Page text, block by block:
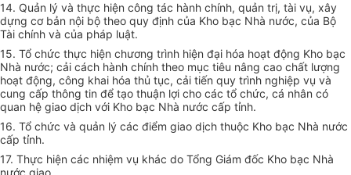
14. Quản lý và thực hiện công tác hành chính, quản trị, tài vụ, xây
dựng cơ bản nội bộ theo quy định của Kho bạc Nhà nước, của Bộ
Tài chính và của pháp luật.
15. Tổ chức thực hiện chương trình hiện đại hóa hoạt động Kho bạc
Nhà nước; cải cách hành chính theo mục tiêu nâng cao chất lượng
hoạt động, công khai hóa thủ tục, cải tiến quy trình nghiệp vụ và
cung cấp thông tin để tạo thuận lợi cho các tổ chức, cá nhân có
quan hệ giao dịch với Kho bạc Nhà nước cấp tỉnh.
16. Tổ chức và quản lý các điểm giao dịch thuộc Kho bạc Nhà nước
cấp tỉnh.
17. Thực hiện các nhiệm vụ khác do Tổng Giám đốc Kho bạc Nhà
nước giao.